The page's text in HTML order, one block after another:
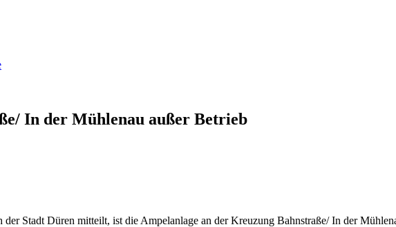
In der Mühlenau außer Betrieb
Stadt Düren mitteilt, ist die Ampelanlage an der Kreuzung Bahnstraße/ In der